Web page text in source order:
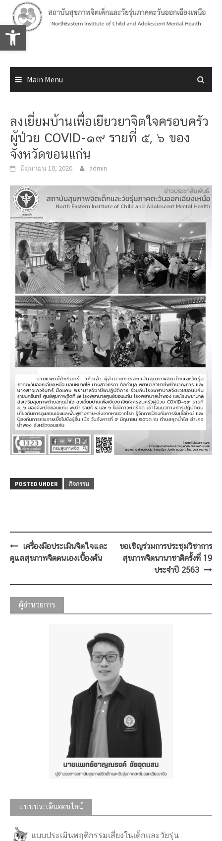
Open toolbar
content
Main Menu
ลงเยี่ยมบ้านเพื่อเยียวยาจิตใจครอบครัว
ผู้ป่วย COVID-๑๙ รายที่ ๕, ๖ ของ
จังหวัดขอนแก่น
มิถุนายน 10, 2020 admin
POSTED UNDER กิจกรรม
Post
navigation
เครื่องมือประเมินจิตใจและ
ดูแลสุขภาพจิตตนเองเบื้องต้น
ขอเชิญร่วมการประชุมวิชาการ
สุขภาพจิตนานาชาติครั้งที่ 19
ประจำปี 2563
ผู้อำนวยการ
แบบประเมินออนไลน์
แบบประเมินพฤติกรรมเสี่ยงในเด็กและวัยรุ่น